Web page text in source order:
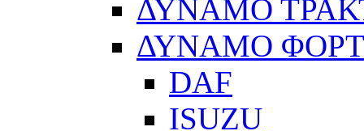
ΔΥΝΑΜΟ
ΔΥΝΑΜΟ
DAF
ISUZU